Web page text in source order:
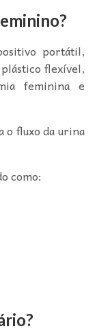
portátil,
flexível,
feminina e
o fluxo da urina
como: